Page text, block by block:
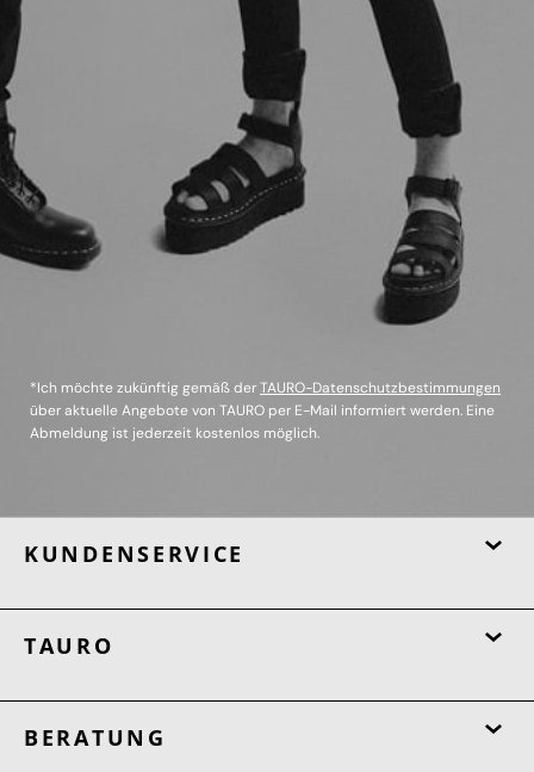
*Ich möchte zukünftig gemäß derTAURO-Datenschutzbestimmungen
über aktuelle Angebote von TAURO per E-Mail informiert werden. Eine
Abmeldung ist jederzeit kostenlos möglich.
KUNDENSERVICE
TAURO
BERATUNG